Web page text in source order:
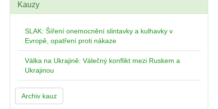
Kauzy
SLAK: Šíření onemocnění slintavky a kulhavky v
Evropě, opatření proti nákaze
Válka na Ukrajině: Válečný konflikt mezi Ruskem a
Ukrajinou
Archiv kauz